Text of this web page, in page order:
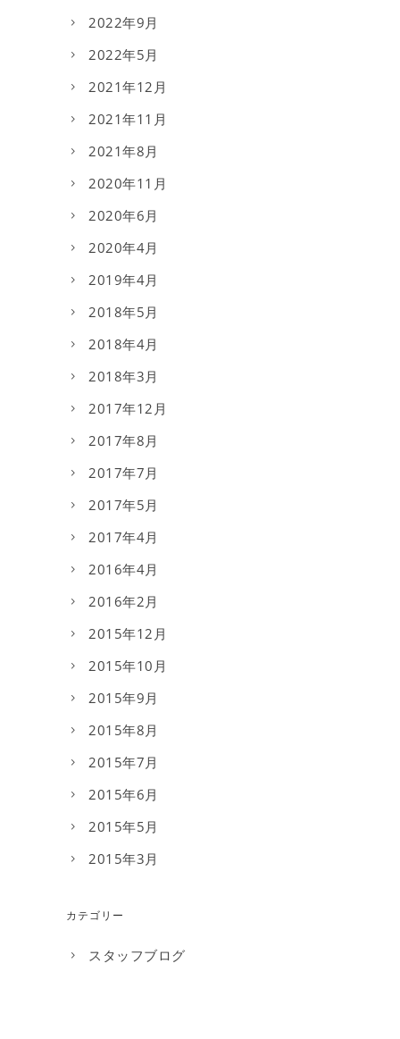
2022年9月
2022年5月
2021年12月
2021年11月
2021年8月
2020年11月
2020年6月
2020年4月
2019年4月
2018年5月
2018年4月
2018年3月
2017年12月
2017年8月
2017年7月
2017年5月
2017年4月
2016年4月
2016年2月
2015年12月
2015年10月
2015年9月
2015年8月
2015年7月
2015年6月
2015年5月
2015年3月
カテゴリー
スタッフブログ